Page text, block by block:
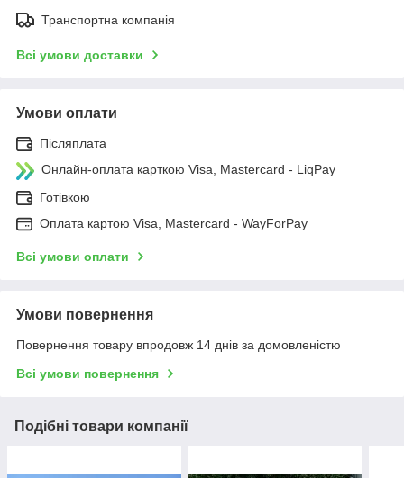
Транспортна компанія
Всі умови доставки
Умови оплати
Післяплата
Онлайн-оплата карткою Visa, Mastercard - LiqPay
Готівкою
Оплата картою Visa, Mastercard - WayForPay
Всі умови оплати
Умови повернення
Повернення товару впродовж 14 днів за домовленістю
Всі умови повернення
Подібні товари компанії